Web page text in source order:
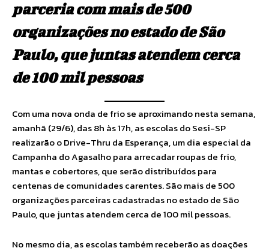
parceria com mais de 500
organizações no estado de São
Paulo, que juntas atendem cerca
de 100 mil pessoas
Com uma nova onda de frio se aproximando nesta semana,
amanhã (29/6), das 8h às 17h, as escolas do Sesi-SP
realizarão o Drive-Thru da Esperança, um dia especial da
Campanha do Agasalho para arrecadar roupas de frio,
mantas e cobertores, que serão distribuídos para
centenas de comunidades carentes. São mais de 500
organizações parceiras cadastradas no estado de São
Paulo, que juntas atendem cerca de 100 mil pessoas.
No mesmo dia, as escolas também receberão as doações